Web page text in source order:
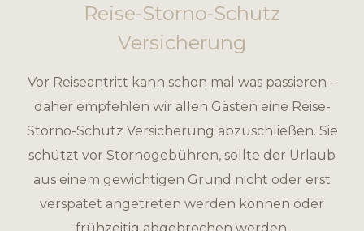
Reise-Storno-Schutz
Versicherung
Vor Reiseantritt kann schon mal was passieren –
daher empfehlen wir allen Gästen eine Reise-
Storno-Schutz Versicherung abzuschließen. Sie
schützt vor Stornogebühren, sollte der Urlaub
aus einem gewichtigen Grund nicht oder erst
verspätet angetreten werden können oder